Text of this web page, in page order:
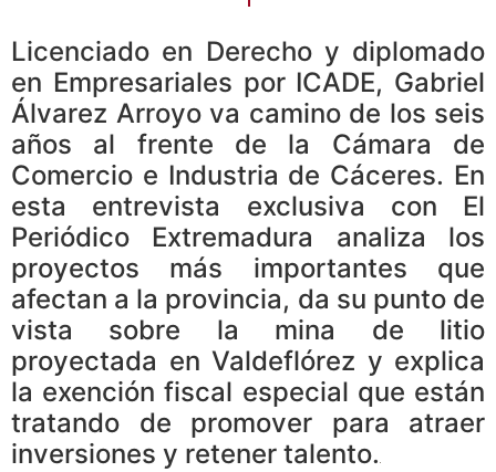
Licenciado en Derecho y diplomado
en Empresariales por ICADE, Gabriel
Álvarez Arroyo va camino de los seis
años al frente de la Cámara de
Comercio e Industria de Cáceres. En
esta entrevista exclusiva con El
Periódico Extremadura analiza los
proyectos más importantes que
afectan a la provincia, da su punto de
vista sobre la mina de litio
proyectada en Valdeflórez y explica
la exención fiscal especial que están
tratando de promover para atraer
inversiones y retener talento.